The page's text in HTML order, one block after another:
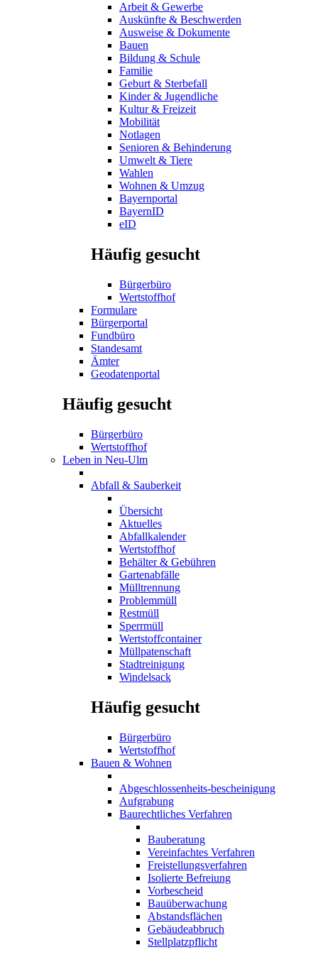
Arbeit & Gewerbe
Auskünfte & Beschwerden
Ausweise & Dokumente
Bauen
Bildung & Schule
Familie
Geburt & Sterbefall
Kinder & Jugendliche
Kultur & Freizeit
Mobilität
Notlagen
Senioren & Behinderung
Umwelt & Tiere
Wahlen
Wohnen & Umzug
Bayernportal
BayernID
eID
Häufig gesucht
Bürgerbüro
Wertstoffhof
Formulare
Bürgerportal
Fundbüro
Standesamt
Ämter
Geodatenportal
Häufig gesucht
Bürgerbüro
Wertstoffhof
Leben in Neu-Ulm
Abfall & Sauberkeit
Übersicht
Aktuelles
Abfallkalender
Wertstoffhof
Behälter & Gebühren
Gartenabfälle
Mülltrennung
Problemmüll
Restmüll
Sperrmüll
Wertstoffcontainer
Müllpatenschaft
Stadtreinigung
Windelsack
Häufig gesucht
Bürgerbüro
Wertstoffhof
Bauen & Wohnen
Abgeschlossenheits-bescheinigung
Aufgrabung
Baurechtliches Verfahren
Bauberatung
Vereinfachtes Verfahren
Freistellungsverfahren
Isolierte Befreiung
Vorbescheid
Bauüberwachung
Abstandsflächen
Gebäudeabbruch
Stellplatzpflicht